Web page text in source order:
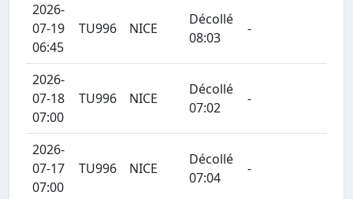
2026-
07-19
06:45
TU996 NICE
Décollé
08:03
-
2026-
07-18
07:00
TU996 NICE
Décollé
07:02
-
2026-
07-17
07:00
TU996 NICE
Décollé
07:04
-